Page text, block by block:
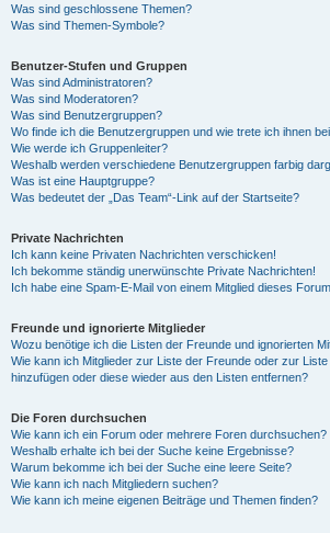
Was sind geschlossene Themen?
Was sind Themen-Symbole?
Benutzer-Stufen und Gruppen
Was sind Administratoren?
Was sind Moderatoren?
Was sind Benutzergruppen?
Wo finde ich die Benutzergruppen und wie trete ich ihnen
Wie werde ich Gruppenleiter?
Weshalb werden verschiedene Benutzergruppen farbig
Was ist eine Hauptgruppe?
Was bedeutet der „Das Team“-Link auf der Startseite?
Private Nachrichten
Ich kann keine Privaten Nachrichten verschicken!
Ich bekomme ständig unerwünschte Private Nachrichten!
Ich habe eine Spam-E-Mail von einem Mitglied dieses
Freunde und ignorierte Mitglieder
Wozu benötige ich die Listen der Freunde und ignorierten
Wie kann ich Mitglieder zur Liste der Freunde oder zur
hinzufügen oder diese wieder aus den Listen entfernen?
Die Foren durchsuchen
Wie kann ich ein Forum oder mehrere Foren durchsuchen?
Weshalb erhalte ich bei der Suche keine Ergebnisse?
Warum bekomme ich bei der Suche eine leere Seite?
Wie kann ich nach Mitgliedern suchen?
Wie kann ich meine eigenen Beiträge und Themen finden?